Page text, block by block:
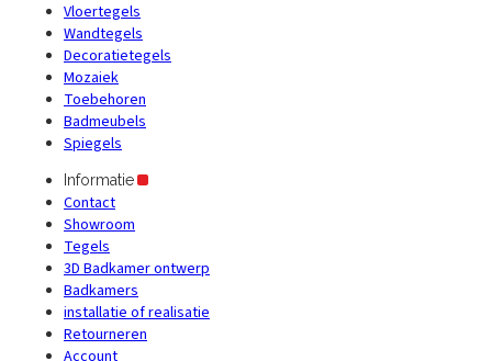
Vloertegels
Wandtegels
Decoratietegels
Mozaiek
Toebehoren
Badmeubels
Spiegels
Informatie
Contact
Showroom
Tegels
3D Badkamer ontwerp
Badkamers
installatie of realisatie
Retourneren